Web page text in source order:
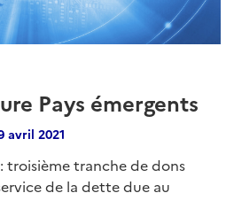
Pays émergents
avril 2021
troisième tranche de dons
de la dette due au